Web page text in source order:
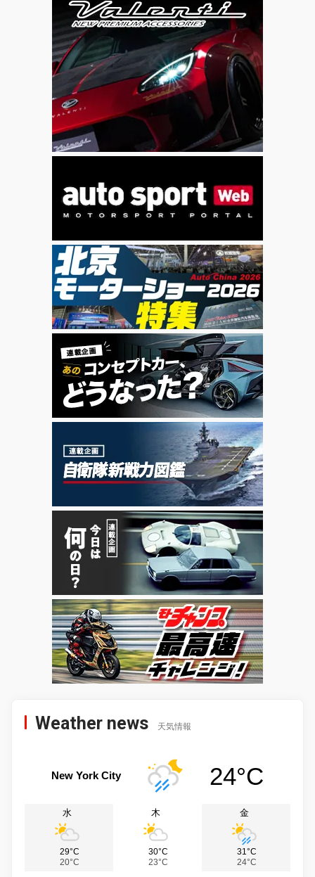
Weather news 天気情報
New York City 24°C
水
29°C
20°C
木
30°C
23°C
金
31°C
24°C